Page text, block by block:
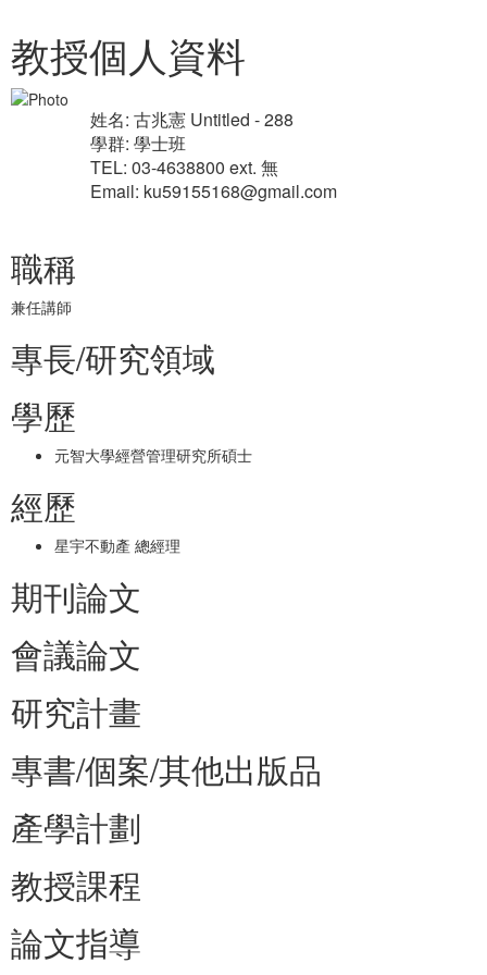
教授個人資料
姓名: 古兆憲 Untitled - 288
學群: 學士班
TEL: 03-4638800 ext. 無
Email: ku59155168@gmail.com
職稱
兼任講師
專長/研究領域
學歷
元智大學經營管理研究所碩士
經歷
星宇不動產 總經理
期刊論文
會議論文
研究計畫
專書/個案/其他出版品
產學計劃
教授課程
論文指導